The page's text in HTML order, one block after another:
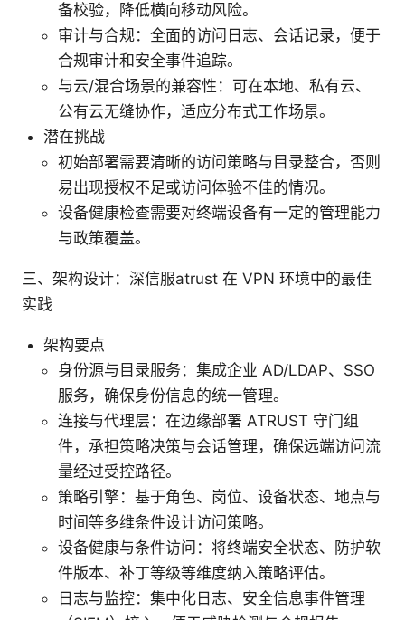
备校验，降低横向移动风险。
审计与合规：全面的访问日志、会话记录，便于
合规审计和安全事件追踪。
与云/混合场景的兼容性：可在本地、私有云、
公有云无缝协作，适应分布式工作场景。
潜在挑战
初始部署需要清晰的访问策略与目录整合，否则
易出现授权不足或访问体验不佳的情况。
设备健康检查需要对终端设备有一定的管理能力
与政策覆盖。
三、架构设计：深信服atrust 在 VPN 环境中的最佳
实践
架构要点
身份源与目录服务：集成企业 AD/LDAP、SSO
服务，确保身份信息的统一管理。
连接与代理层：在边缘部署 ATRUST 守门组
件，承担策略决策与会话管理，确保远端访问流
量经过受控路径。
策略引擎：基于角色、岗位、设备状态、地点与
时间等多维条件设计访问策略。
设备健康与条件访问：将终端安全状态、防护软
件版本、补丁等级等维度纳入策略评估。
日志与监控：集中化日志、安全信息事件管理